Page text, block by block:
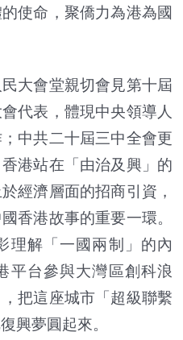
使命，聚僑力為港為國
大會堂親切會見第十屆
代表，體現中央領導人
中共二十屆三中全會更
港站在「由治及興」的
經濟層面的招商引資，
香港故事的重要一環。
理解「一國兩制」的內
平台參與大灣區創科浪
把這座城市「超級聯繫
興夢圓起來。